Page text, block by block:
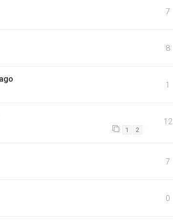
7
8
1
1 2
12
7
0